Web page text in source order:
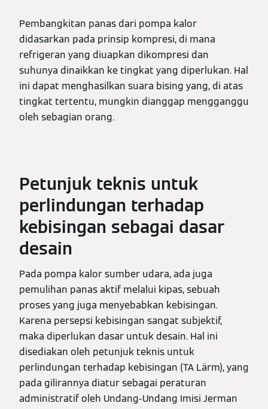
Pembangkitan panas dari pompa kalor
didasarkan pada prinsip kompresi, di mana
refrigeran yang diuapkan dikompresi dan
suhunya dinaikkan ke tingkat yang diperlukan. Hal
ini dapat menghasilkan suara bising yang, di atas
tingkat tertentu, mungkin dianggap mengganggu
oleh sebagian orang.
Petunjuk teknis untuk
perlindungan terhadap
kebisingan sebagai dasar
desain
Pada pompa kalor sumber udara, ada juga
pemulihan panas aktif melalui kipas, sebuah
proses yang juga menyebabkan kebisingan.
Karena persepsi kebisingan sangat subjektif,
maka diperlukan dasar untuk desain. Hal ini
disediakan oleh petunjuk teknis untuk
perlindungan terhadap kebisingan (TA Lärm), yang
pada gilirannya diatur sebagai peraturan
administratif oleh Undang-Undang Imisi Jerman